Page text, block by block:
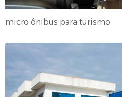
micro ônibus para turismo